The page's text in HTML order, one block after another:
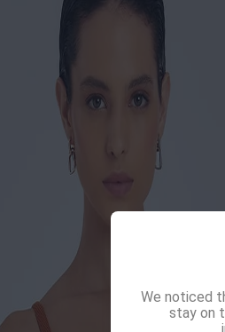
We noticed
stay on